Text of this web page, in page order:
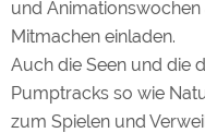
und Animationswochen
Mitmachen einladen.
Auch die Seen und die
Pumptracks so wie
zum Spielen und